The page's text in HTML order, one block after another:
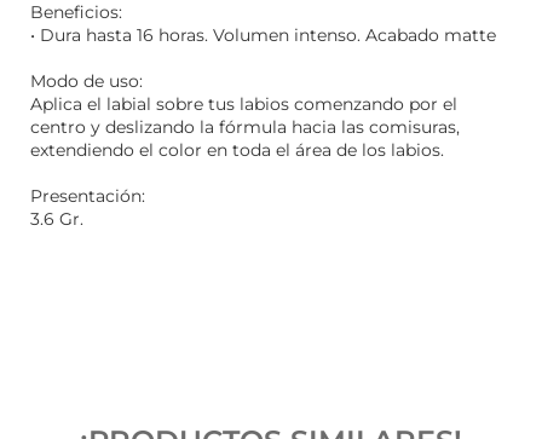
Beneficios:
• Dura hasta 16 horas. Volumen intenso. Acabado matte
Modo de uso:
Aplica el labial sobre tus labios comenzando por el
centro y deslizando la fórmula hacia las comisuras,
extendiendo el color en toda el área de los labios.
Presentación:
3.6 Gr.